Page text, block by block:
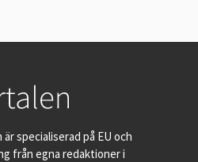
specialiserad på EU och
från egna redaktioner i